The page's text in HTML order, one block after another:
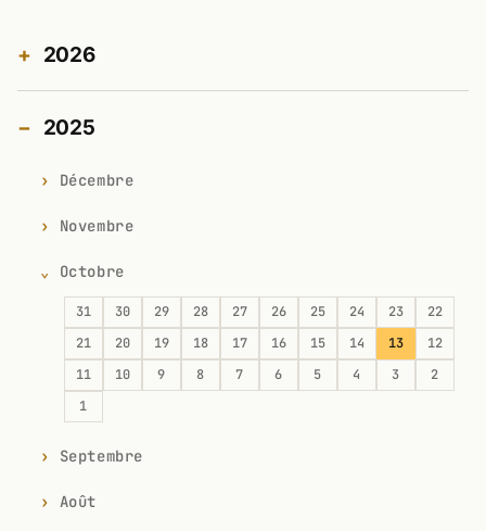
2026
2025
Décembre
Novembre
Octobre
31 30 29 28 27 26 25 24 23
22
21
20 19 18 17 16 15 14 13
12
11
10 9 8 7 6 5 4 3
2
1
Septembre
Août